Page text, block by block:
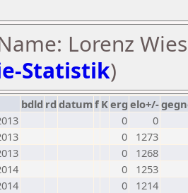
Lorenz
Statistik)
bdld rd datumf Kerg elo+/-
0
0
0
1273
0
1268
0
1253
0
1214